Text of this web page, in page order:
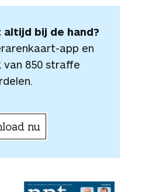
bij de hand?
app en
van 850 straffe
nu